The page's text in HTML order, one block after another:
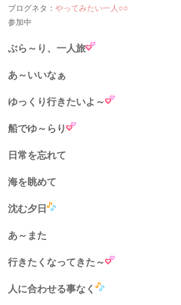
ブログネタ：やってみたい一人○○
参加中
ぶら～り、一人旅
あ～いいなぁ
ゆっくり行きたいよ～
船でゆ～らり
日常を忘れて
海を眺めて
沈む夕日
あ～また
行きたくなってきた～
人に合わせる事なく